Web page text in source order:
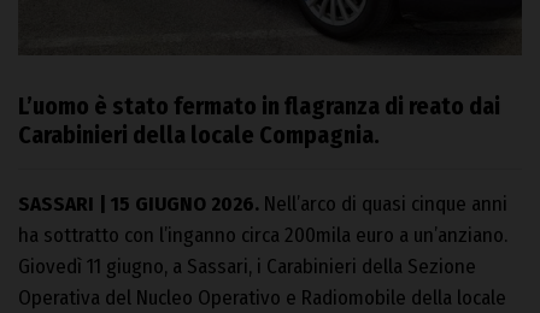
L’uomo è stato fermato in flagranza di reato dai
Carabinieri della locale Compagnia.
SASSARI | 15 GIUGNO 2026. Nell’arco di quasi cinque anni
ha sottratto con l’inganno circa 200mila euro a un’anziano.
Giovedì 11 giugno, a Sassari, i Carabinieri della Sezione
Operativa del Nucleo Operativo e Radiomobile della locale